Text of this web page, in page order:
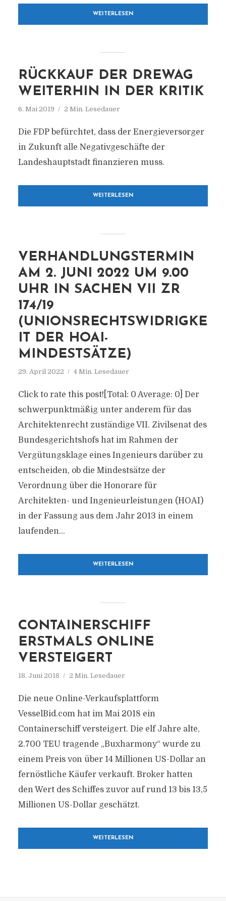
WEITERLESEN
RÜCKKAUF DER DREWAG
WEITERHIN IN DER KRITIK
6. Mai 2019 2 Min. Lesedauer
Die FDP befürchtet, dass der Energieversorger
in Zukunft alle Negativgeschäfte der
Landeshauptstadt finanzieren muss.
WEITERLESEN
VERHANDLUNGSTERMIN
AM 2. JUNI 2022 UM 9.00
UHR IN SACHEN VII ZR
174/19
(UNIONSRECHTSWIDRIGKE
IT DER HOAI-
MINDESTSÄTZE)
29. April 2022 4 Min. Lesedauer
Click to rate this post![Total: 0 Average: 0] Der
schwerpunktmäßig unter anderem für das
Architektenrecht zuständige VII. Zivilsenat des
Bundesgerichtshofs hat im Rahmen der
Vergütungsklage eines Ingenieurs darüber zu
entscheiden, ob die Mindestsätze der
Verordnung über die Honorare für
Architekten- und Ingenieurleistungen (HOAI)
in der Fassung aus dem Jahr 2013 in einem
laufenden...
WEITERLESEN
CONTAINERSCHIFF
ERSTMALS ONLINE
VERSTEIGERT
18. Juni 2018 2 Min. Lesedauer
Die neue Online-Verkaufsplattform
VesselBid.com hat im Mai 2018 ein
Containerschiff versteigert. Die elf Jahre alte,
2.700 TEU tragende „Buxharmony“ wurde zu
einem Preis von über 14 Millionen US-Dollar an
fernöstliche Käufer verkauft. Broker hatten
den Wert des Schiffes zuvor auf rund 13 bis 13,5
Millionen US-Dollar geschätzt.
WEITERLESEN